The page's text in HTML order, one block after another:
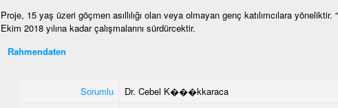
Proje, 15 yaş üzeri göçmen asıllılığı olan veya olmayan genç katılımcılara yöneliktir.
Ekim 2018 yılına kadar çalışmalarını sürdürcektir.
Rahmendaten
Sorumlu
Dr. Cebel K���kkaraca